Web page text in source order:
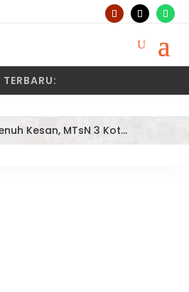
TERBARU:
Dua Setengah Tahun Penuh Kesan, MTsN 3 Kota Padang Lepas Pengawas Pembina Dra. Nayusminar Nasrun